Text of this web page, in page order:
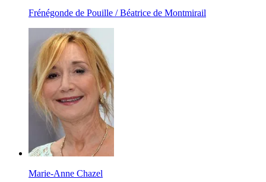
Frénégonde de Pouille / Béatrice de Montmirail
Marie-Anne Chazel